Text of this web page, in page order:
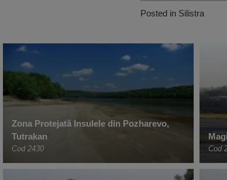
Posted in Silistra
Zona Protejată Insulele din Pozharevo,
Tutrakan
Cod 2430 Cod